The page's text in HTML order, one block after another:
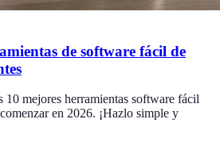
de software fácil de
10 mejores herramientas software fácil
en 2026. ¡Hazlo simple y